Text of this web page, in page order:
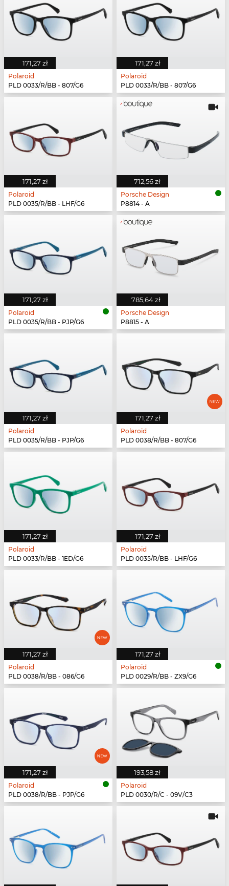
171,27 zł
Polaroid
PLD 0033/R/BB - 807/G6
171,27 zł
Polaroid
PLD 0033/R/BB - 807/G6
171,27 zł
Polaroid
PLD 0035/R/BB - LHF/G6
712,56 zł
Porsche Design
P8814 - A
171,27 zł
Polaroid
PLD 0035/R/BB - PJP/G6
785,64 zł
Porsche Design
P8815 - A
171,27 zł
Polaroid
PLD 0035/R/BB - PJP/G6
171,27 zł
Polaroid
PLD 0038/R/BB - 807/G6
171,27 zł
Polaroid
PLD 0033/R/BB - 1ED/G6
171,27 zł
Polaroid
PLD 0035/R/BB - LHF/G6
171,27 zł
Polaroid
PLD 0038/R/BB - 086/G6
171,27 zł
Polaroid
PLD 0029/R/BB - ZX9/G6
171,27 zł
Polaroid
PLD 0038/R/BB - PJP/G6
193,58 zł
Polaroid
PLD 0030/R/C - 09V/C3